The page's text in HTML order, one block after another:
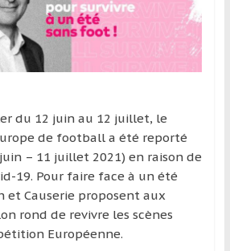
du 12 juin au 12 juillet, le
de football a été reporté
– 11 juillet 2021) en raison de
19. Pour faire face à un été
et Causerie proposent aux
rond de revivre les scènes
Européenne.